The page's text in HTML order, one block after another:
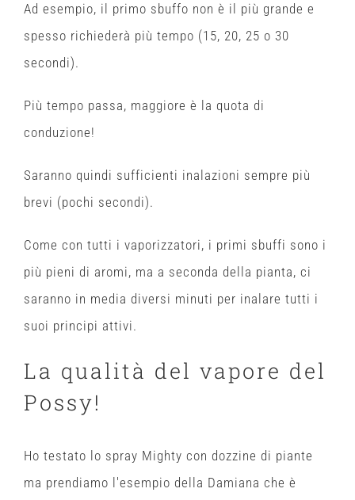
Ad esempio, il primo sbuffo non è il più grande e
spesso richiederà più tempo (15, 20, 25 o 30
secondi).
Più tempo passa, maggiore è la quota di
conduzione!
Saranno quindi sufficienti inalazioni sempre più
brevi (pochi secondi).
Come con tutti i vaporizzatori, i primi sbuffi sono i
più pieni di aromi, ma a seconda della pianta, ci
saranno in media diversi minuti per inalare tutti i
suoi principi attivi.
La qualità del vapore del
Possy!
Ho testato lo spray Mighty con dozzine di piante
ma prendiamo l'esempio della Damiana che è